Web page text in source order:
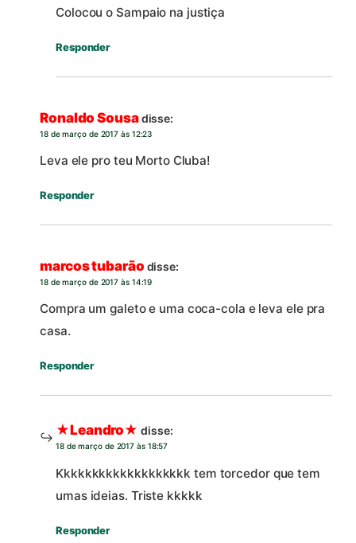
Colocou o Sampaio na justiça
Responder
Ronaldo Sousadisse:
18 de março de 2017 às 12:23
Leva ele pro teu Morto Cluba!
Responder
marcos tubarão disse:
18 de março de 2017 às 14:19
Compra um galeto e uma coca-cola e leva ele pra
casa.
Responder
★Leandro★ disse:
18 de março de 2017 às 18:57
Kkkkkkkkkkkkkkkkkkk tem torcedor que tem
umas ideias. Triste kkkkk
Responder